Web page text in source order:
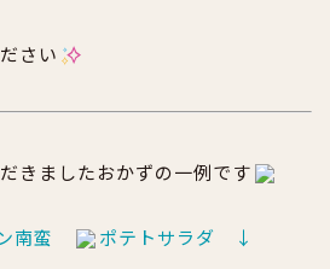
さい
きましたおかずの一例です
南蛮 ポテトサラダ ↓